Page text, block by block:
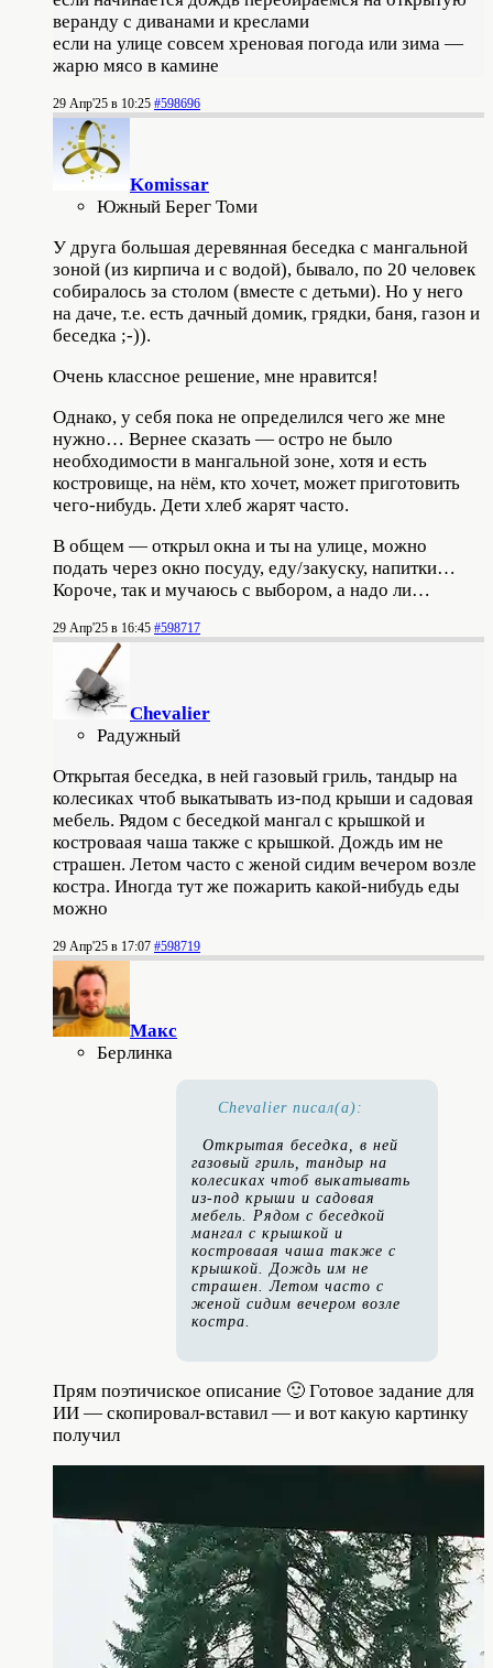
веранду с диванами и креслами
если на улице совсем хреновая погода или зима —
жарю мясо в камине
29 Апр'25 в 10:25 #598696
Komissar
Южный Берег Томи
У друга большая деревянная беседка с мангальной
зоной (из кирпича и с водой), бывало, по 20 человек
собиралось за столом (вместе с детьми). Но у него
на даче, т.е. есть дачный домик, грядки, баня, газон и
беседка ;-)).
Очень классное решение, мне нравится!
Однако, у себя пока не определился чего же мне
нужно… Вернее сказать — остро не было
необходимости в мангальной зоне, хотя и есть
костровище, на нём, кто хочет, может приготовить
чего-нибудь. Дети хлеб жарят часто.
В общем — открыл окна и ты на улице, можно
подать через окно посуду, еду/закуску, напитки…
Короче, так и мучаюсь с выбором, а надо ли…
29 Апр'25 в 16:45 #598717
Chevalier
Радужный
Открытая беседка, в ней газовый гриль, тандыр на
колесиках чтоб выкатывать из-под крыши и садовая
мебель. Рядом с беседкой мангал с крышкой и
костроваая чаша также с крышкой. Дождь им не
страшен. Летом часто с женой сидим вечером возле
костра. Иногда тут же пожарить какой-нибудь еды
можно
29 Апр'25 в 17:07 #598719
Макс
Берлинка
Chevalier писал(а):
Открытая беседка, в ней
газовый гриль, тандыр на
колесиках чтоб выкатывать
из-под крыши и садовая
мебель. Рядом с беседкой
мангал с крышкой и
костроваая чаша также с
крышкой. Дождь им не
страшен. Летом часто с
женой сидим вечером возле
костра.
Прям поэтичиское описание 🙂 Готовое задание для
ИИ — скопировал-вставил — и вот какую картинку
получил